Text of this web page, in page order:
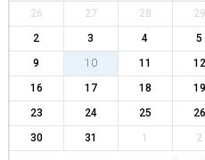
26 27 28 29
2
3 4 5
9
10 11 12
16
17 18 19
23
24 25 26
30
31 1 2